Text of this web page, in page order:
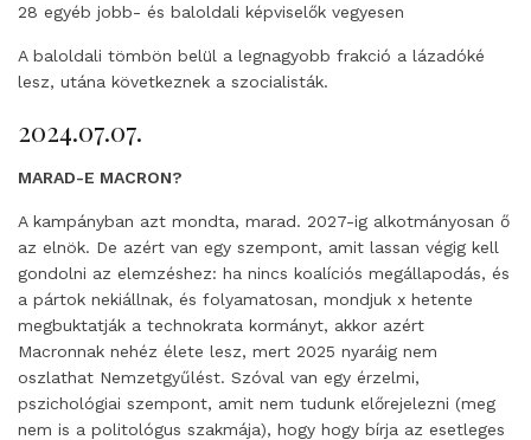
28 egyéb jobb- és baloldali képviselők vegyesen
A baloldali tömbön belül a legnagyobb frakció a lázadóké
lesz, utána következnek a szocialisták.
2024.07.07.
MARAD-E MACRON?
A kampányban azt mondta, marad. 2027-ig alkotmányosan ő
az elnök. De azért van egy szempont, amit lassan végig kell
gondolni az elemzéshez: ha nincs koalíciós megállapodás, és
a pártok nekiállnak, és folyamatosan, mondjuk x hetente
megbuktatják a technokrata kormányt, akkor azért
Macronnak nehéz élete lesz, mert 2025 nyaráig nem
oszlathat Nemzetgyűlést. Szóval van egy érzelmi,
pszichológiai szempont, amit nem tudunk előrejelezni (meg
nem is a politológus szakmája), hogy hogy bírja az esetleges